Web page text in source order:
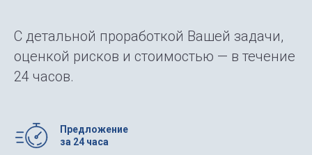
С детальной проработкой Вашей задачи,
оценкой рисков и стоимостью — в течение
24 часов.
Предложение
за 24 часа